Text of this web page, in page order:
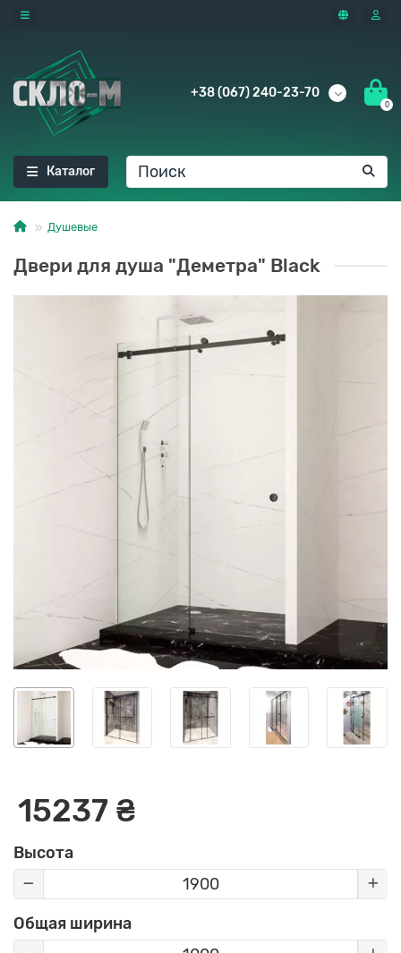
+38 (067) 240-23-70
0
Каталог
Душевые
Двери для душа "Деметра" Black
15237 ₴
Высота
Общая ширина